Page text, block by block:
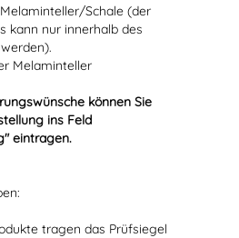
Schale (der
kann nur innerhalb des
Melaminteller
können Sie
ins Feld
eintragen.
tragen das Prüfsiegel